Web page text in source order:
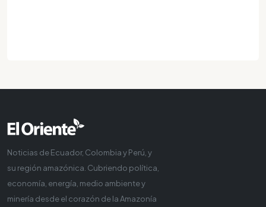
Noticias de Ecuador, Colombia y Perú, y
su región amazónica. Cubriendo política,
economía, energía, medio ambiente y
minería desde el corazón de la Amazonía